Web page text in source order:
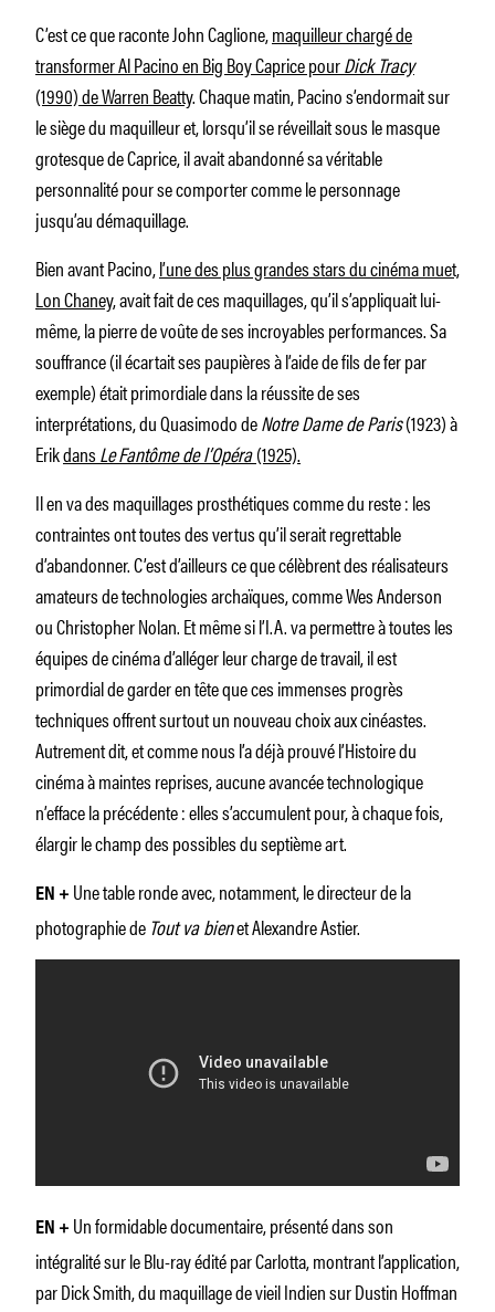
C’est ce que raconte John Caglione,maquilleur chargé de
transformer Al Pacino en Big Boy Caprice pourDick Tracy
(1990) de Warren Beatty. Chaque matin, Pacino s’endormait sur
le siège du maquilleur et, lorsqu’il se réveillait sous le masque
grotesque de Caprice, il avait abandonné sa véritable
personnalité pour se comporter comme le personnage
jusqu’au démaquillage.
Bien avant Pacino,l’une des plus grandes stars du cinéma muet,
Lon Chaney, avait fait de ces maquillages, qu’il s’appliquait lui-
même, la pierre de voûte de ses incroyables performances. Sa
souffrance (il écartait ses paupières à l’aide de fils de fer par
exemple) était primordiale dans la réussite de ses
interprétations, du Quasimodo deNotre Dame de Paris(1923) à
ErikdansLeFantôme de l’Opéra(1925).
Il en va des maquillages prosthétiques comme du reste : les
contraintes ont toutes des vertus qu’il serait regrettable
d’abandonner. C’est d’ailleurs ce que célèbrent des réalisateurs
amateurs de technologies archaïques, comme Wes Anderson
ou Christopher Nolan. Et même si l’I.A. va permettre à toutes les
équipes de cinéma d’alléger leur charge de travail, il est
primordial de garder en tête que ces immenses progrès
techniques offrent surtout un nouveau choix aux cinéastes.
Autrement dit, et comme nous l’a déjà prouvé l’Histoire du
cinéma à maintes reprises, aucune avancée technologique
n’efface la précédente : elles s’accumulent pour, à chaque fois,
élargir le champ des possibles du septième art.
EN + Une table ronde avec, notamment, le directeur de la
photographie de Tout va bienet Alexandre Astier.
EN + Un formidable documentaire, présenté dans son
intégralité sur le Blu-ray édité par Carlotta, montrant l’application,
par Dick Smith, du maquillage de vieil Indien sur Dustin Hoffman